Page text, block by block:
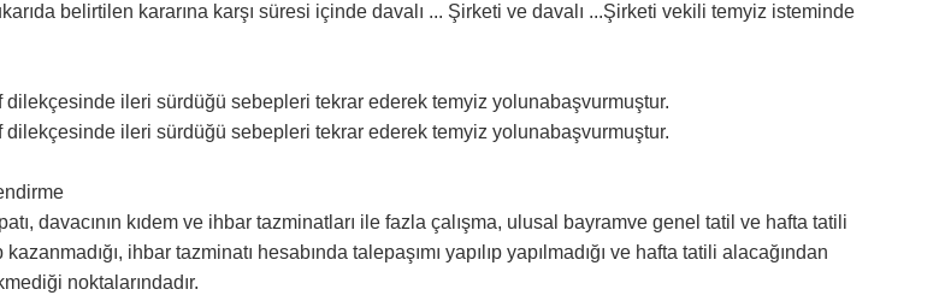
belirtilen kararına karşı süresi içinde davalı ... Şirketi ve davalı ...Şirketi vekili temyiz isteminde
dilekçesinde ileri sürdüğü sebepleri tekrar ederek temyiz yolunabaşvurmuştur.
dilekçesinde ileri sürdüğü sebepleri tekrar ederek temyiz yolunabaşvurmuştur.
davacının kıdem ve ihbar tazminatları ile fazla çalışma, ulusal bayramve genel tatil ve hafta tatili
ihbar tazminatı hesabında talepaşımı yapılıp yapılmadığı ve hafta tatili alacağından
noktalarındadır.